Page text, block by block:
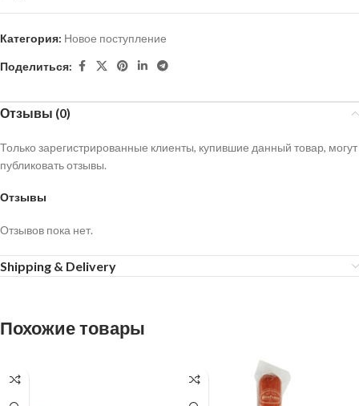
Категория: Новое поступление
Поделиться:
Отзывы (0)
Отзывы
Отзывов пока нет.
Только зарегистрированные клиенты, купившие данный товар, могут
публиковать отзывы.
Shipping & Delivery
Похожие товары